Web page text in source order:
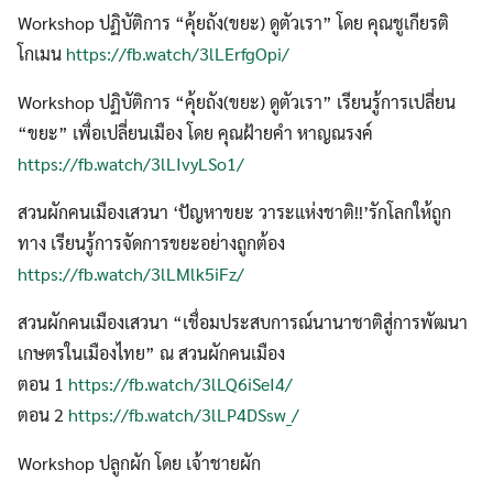
Workshop ปฏิบัติการ “คุ้ยถัง(ขยะ) ดูตัวเรา” โดย คุณชูเกียรติ
โกเมน https://fb.watch/3lLErfgOpi/
Workshop ปฏิบัติการ “คุ้ยถัง(ขยะ) ดูตัวเรา” เรียนรู้การเปลี่ยน
“ขยะ” เพื่อเปลี่ยนเมือง โดย คุณฝ้ายคำ หาญณรงค์
https://fb.watch/3lLIvyLSo1/
สวนผักคนเมืองเสวนา ‘ปัญหาขยะ วาระแห่งชาติ!!’รักโลกให้ถูก
ทาง เรียนรู้การจัดการขยะอย่างถูกต้อง
https://fb.watch/3lLMlk5iFz/
สวนผักคนเมืองเสวนา “เชื่อมประสบการณ์นานาชาติสู่การพัฒนา
เกษตรในเมืองไทย” ณ สวนผักคนเมือง
ตอน 1 https://fb.watch/3lLQ6iSeI4/
ตอน 2 https://fb.watch/3lLP4DSsw_/
Workshop ปลูกผัก โดย เจ้าชายผัก